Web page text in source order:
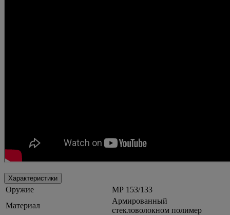
Характеристики
Оружие
МР 153/133
Материал
Армированный
стекловолокном полимер